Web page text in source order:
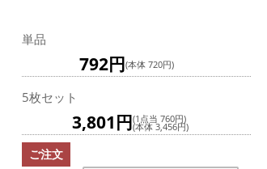
単品
792円(本体 720円)
5枚セット
3,801円(1点当 760円)
(本体 3,456円)
ご注文